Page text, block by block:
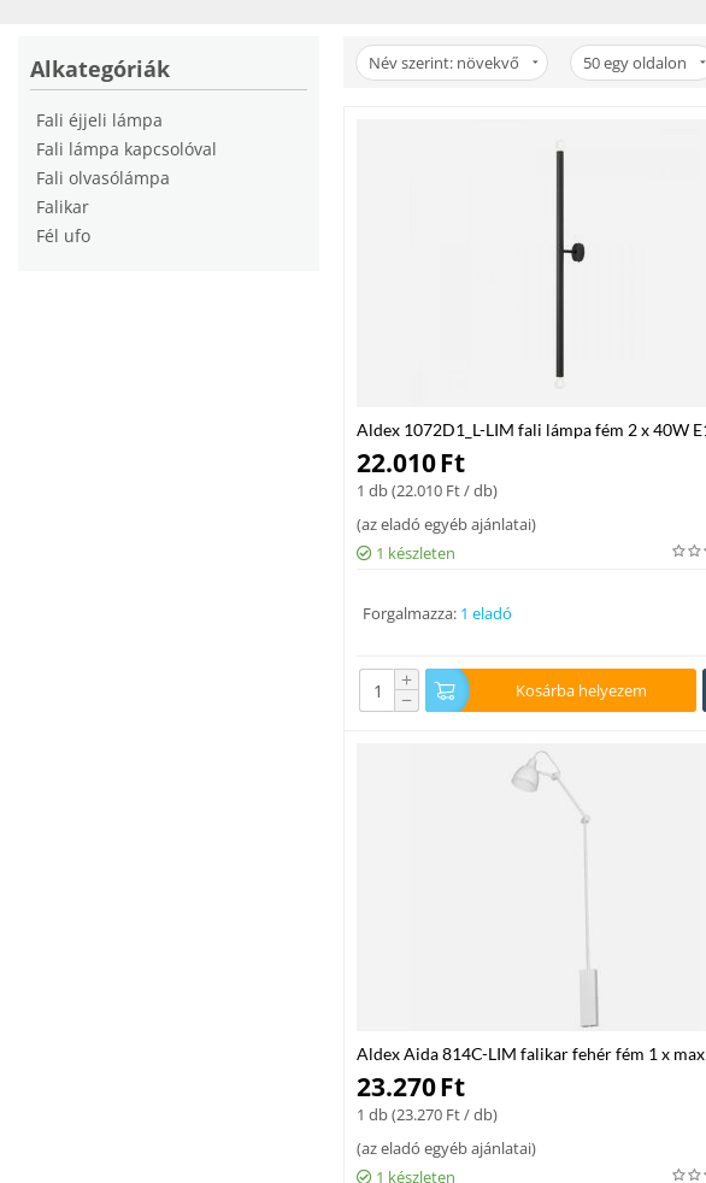
webshopban megbízható fali lámpákat találsz gyors szállítással és
világítását!
Alkategóriák
Fali éjjeli lámpa
Fali lámpa kapcsolóval
Fali olvasólámpa
Falikar
Fél ufo
Név szerint: növekvő 50egy oldalon
Aldex 1072D1_L-LIM fali lámpa fém 2 x 40W
22.010Ft
1 db (22.010 Ft/ db)
(az eladó egyéb ajánlatai)
1 készleten
Forgalmazza: 1 eladó
+
− Kosárba helyezem
Aldex Aida 814C-LIM falikar fehér fém 1 x
E27 IP20
23.270Ft
1 db (23.270 Ft/ db)
(az eladó egyéb ajánlatai)
1 készleten